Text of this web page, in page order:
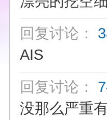
回复讨论：
AIS
回复讨论：
没那么严重